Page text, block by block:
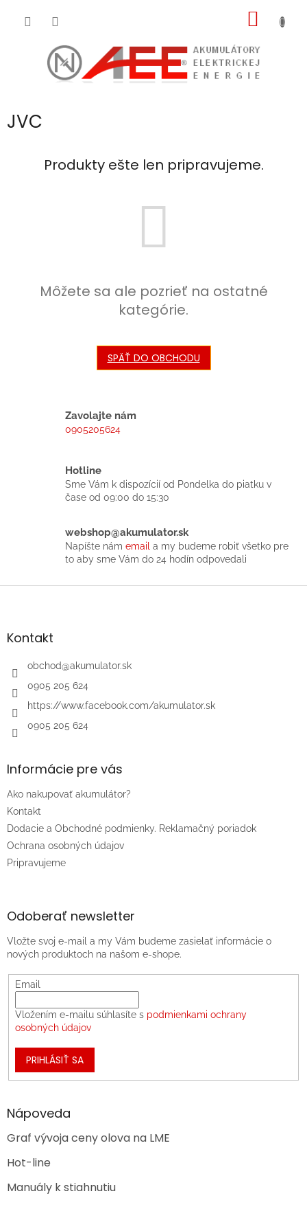
JVC
Produkty ešte len pripravujeme.
Môžete sa ale pozrieť na ostatné
kategórie.
SPÄŤ DO OBCHODU
Zavolajte nám
0905205624
Hotline
Sme Vám k dispozícií od Pondelka do piatku v
čase od 09:00 do 15:30
webshop@akumulator.sk
Napíšte nám email a my budeme robiť všetko pre
to aby sme Vám do 24 hodín odpovedali
Z
äKontakt
obchod@akumulator.sk
0905 205 624
https://www.facebook.com/akumulator.sk
0905 205 624
Informácie pre vás
Ako nakupovať akumulátor?
Kontakt
Dodacie a Obchodné podmienky. Reklamačný poriadok
Ochrana osobných údajov
Pripravujeme
Odoberať newsletter
Vložte svoj e-mail a my Vám budeme zasielať informácie o
nových produktoch na našom e-shope.
Email
Vložením e-mailu súhlasíte s podmienkami ochrany
osobných údajov
PRIHLÁSIŤ SA
Nápoveda
Graf vývoja ceny olova na LME
Hot-line
Manuály k stiahnutiu